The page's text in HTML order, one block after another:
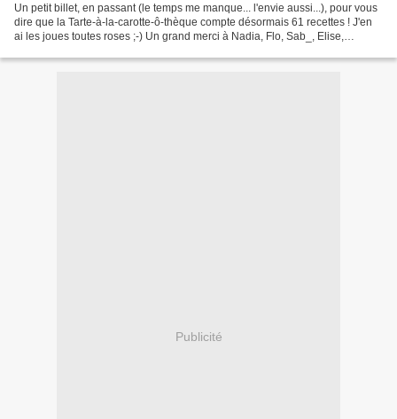
Un petit billet, en passant (le temps me manque... l'envie aussi...), pour vous
dire que la Tarte-à-la-carotte-ô-thèque compte désormais 61 recettes ! J'en
ai les joues toutes roses ;-) Un grand merci à Nadia, Flo, Sab_, Elise,
Publicité